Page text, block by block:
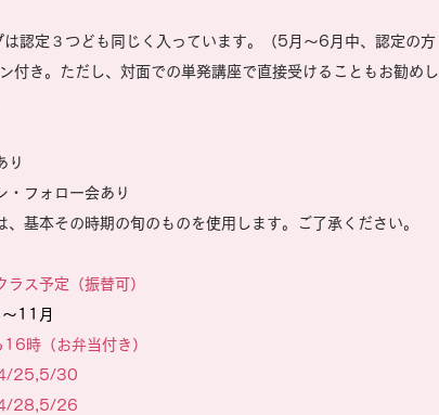
認定３つども同じく入っています。（5月～6月中、認定の方
付き。ただし、対面での単発講座で直接受けることもお勧めし
り
フォロー会あり
基本その時期の旬のものを使用します。ご了承ください。
ス予定（振替可）
11月
時（お弁当付き）
4/25,5/30
4/28,5/26